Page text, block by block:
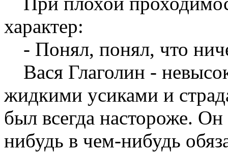
характер:
- Понял, понял, что
Вася Глаголин -
жидкими усиками и
был всегда настороже. Он
нибудь в чем-нибудь